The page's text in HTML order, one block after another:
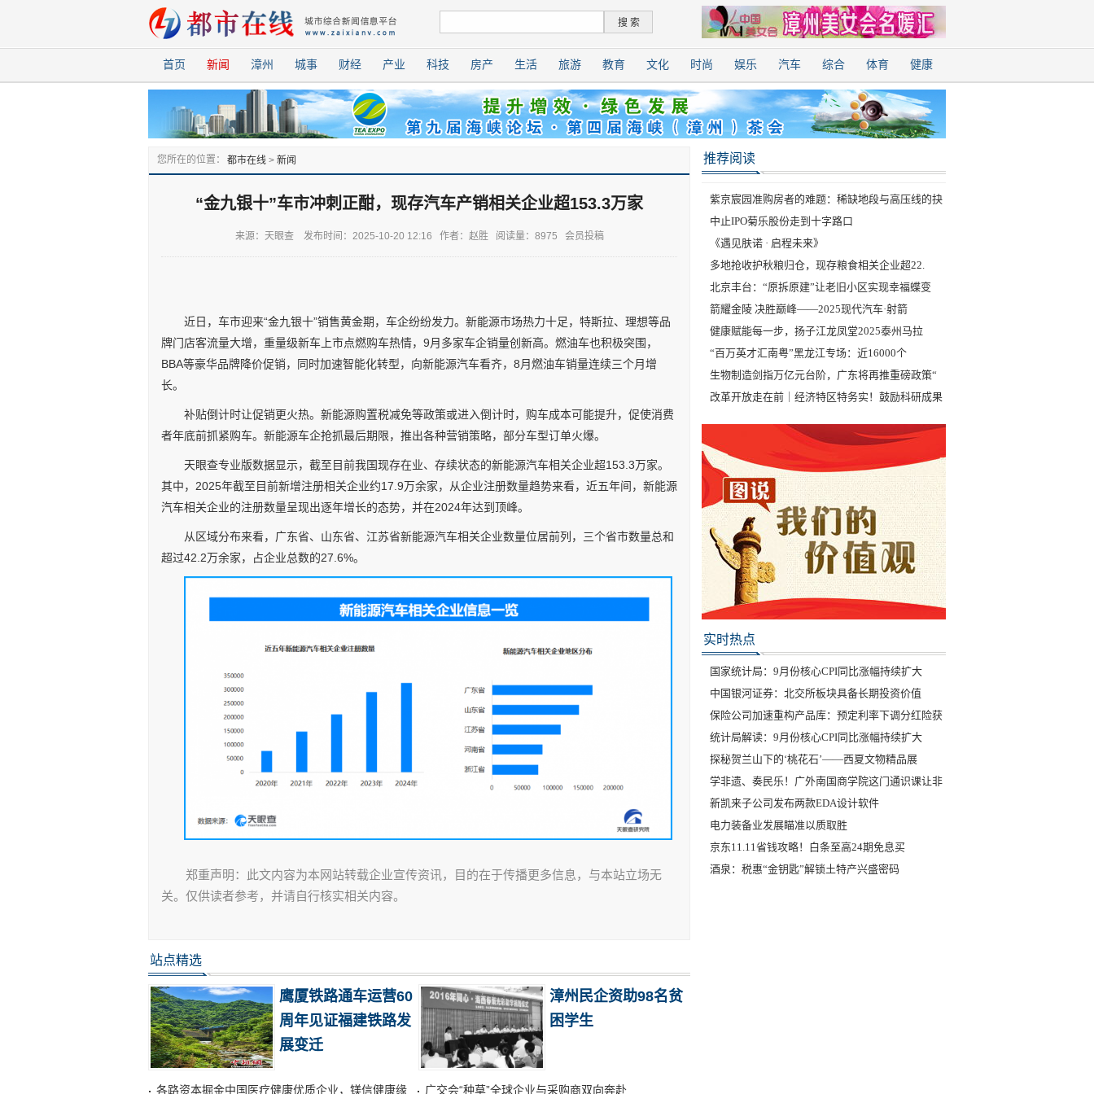
首页 新闻 漳州 城事 财经 产业 科技 房产 生活 旅游 教育 文化 时尚 娱乐 汽车 综合 体育 健康
您所在的位置： 都市在线 > 新闻
“金九银十”车市冲刺正酣，现存汽车产销相关企业超153.3万家
来源：天眼查 发布时间：2025-10-20 12:16 作者：赵胜 阅读量：8975 会员投稿
近日，车市迎来“金九银十”销售黄金期，车企纷纷发力。新能源市场热力十足，特斯拉、理想等品
牌门店客流量大增，重量级新车上市点燃购车热情，9月多家车企销量创新高。燃油车也积极突围，
BBA等豪华品牌降价促销，同时加速智能化转型，向新能源汽车看齐，8月燃油车销量连续三个月增
长。
补贴倒计时让促销更火热。新能源购置税减免等政策或进入倒计时，购车成本可能提升，促使消费
者年底前抓紧购车。新能源车企抢抓最后期限，推出各种营销策略，部分车型订单火爆。
天眼查专业版数据显示，截至目前我国现存在业、存续状态的新能源汽车相关企业超153.3万家。
其中，2025年截至目前新增注册相关企业约17.9万余家，从企业注册数量趋势来看，近五年间，新能源
汽车相关企业的注册数量呈现出逐年增长的态势，并在2024年达到顶峰。
从区域分布来看，广东省、山东省、江苏省新能源汽车相关企业数量位居前列，三个省市数量总和
超过42.2万余家，占企业总数的27.6%。
郑重声明：此文内容为本网站转载企业宣传资讯，目的在于传播更多信息，与本站立场无
关。仅供读者参考，并请自行核实相关内容。
站点精选
鹰厦铁路通车运营60
周年见证福建铁路发
展变迁
漳州民企资助98名贫
困学生
各路资本掘金中国医疗健康优质企业，镁信健康缘 广交会“种草”全球企业与采购商双向奔赴
推荐阅读
紫京宸园准购房者的难题：稀缺地段与高压线的抉
中止IPO菊乐股份走到十字路口
《遇见肤诺 · 启程未来》
多地抢收护秋粮归仓，现存粮食相关企业超22.
北京丰台：“原拆原建”让老旧小区实现幸福蝶变
箭耀金陵 决胜巅峰——2025现代汽车·射箭
健康赋能每一步，扬子江龙凤堂2025泰州马拉
“百万英才汇南粤”黑龙江专场：近16000个
生物制造剑指万亿元台阶，广东将再推重磅政策“
改革开放走在前｜经济特区特务实！鼓励科研成果
实时热点
国家统计局：9月份核心CPI同比涨幅持续扩大
中国银河证券：北交所板块具备长期投资价值
保险公司加速重构产品库：预定利率下调分红险获
统计局解读：9月份核心CPI同比涨幅持续扩大
探秘贺兰山下的‘桃花石’——西夏文物精品展
学非遗、奏民乐！广外南国商学院这门通识课让非
新凯来子公司发布两款EDA设计软件
电力装备业发展瞄准以质取胜
京东11.11省钱攻略！白条至高24期免息买
酒泉：税惠“金钥匙”解锁土特产兴盛密码